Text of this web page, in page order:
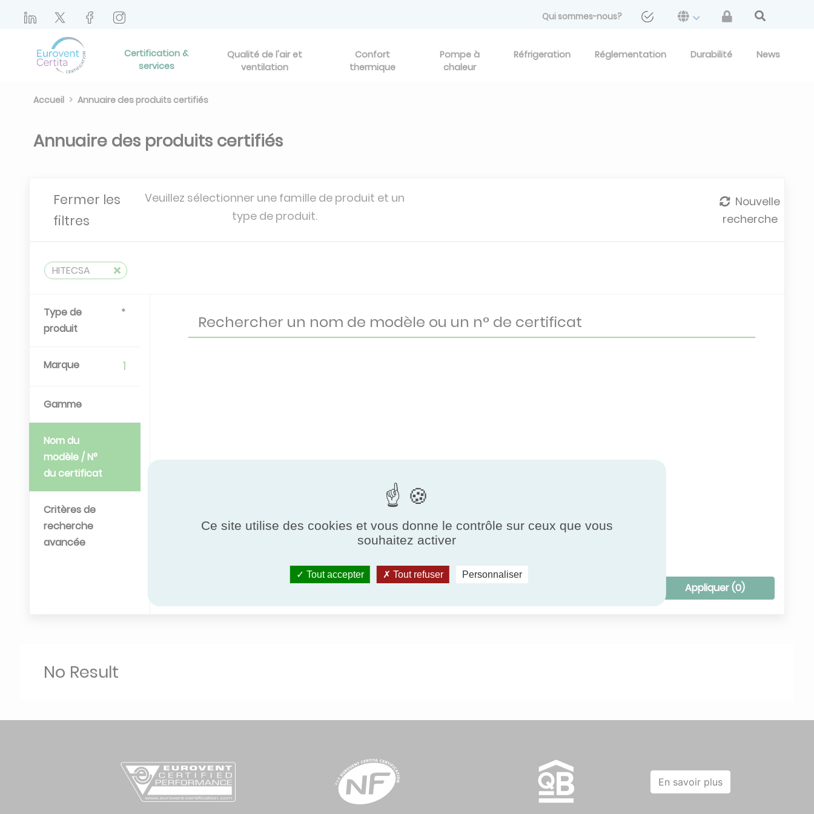
Qui sommes-nous?
Certification &
services
Qualité de l'air et
ventilation
Confort
thermique
Pompe à
chaleur
Réfrigeration Réglementation Durabilité News
Accueil Annuaire des produits certifiés
Annuaire des produits certifiés
Fermer les
filtres
Veuillez sélectionner une famille de produit et un
type de produit.
Nouvelle
recherche
HITECSA
Type de
produit
Marque 1
Gamme
Nom du
modèle / N°
du certificat
Critères de
recherche
avancée
Supprimer tous les filtres Appliquer (0)
No Result
En savoir plus
Ce site utilise des cookies et vous donne le contrôle sur ceux que vous
souhaitez activer
Tout accepter Tout refuser Personnaliser